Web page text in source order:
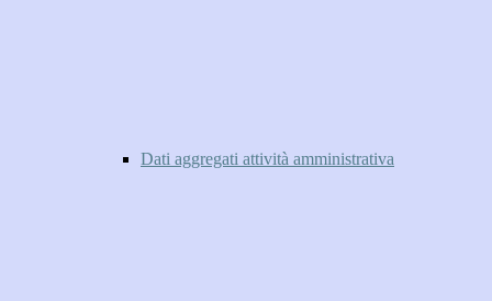
Dati aggregati attività amministrativa